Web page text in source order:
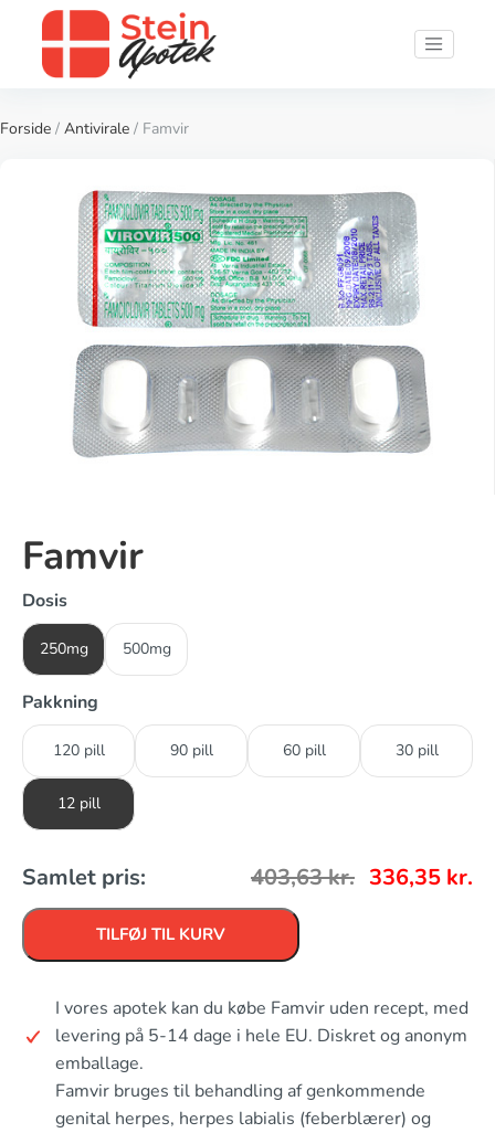
Forside / Antivirale / Famvir
Famvir
Dosis
250mg 500mg
Pakkning
120 pill 90 pill 60 pill 30 pill
12 pill
Samlet pris: 403,63kr. 336,35 kr.
TILFØJ TIL KURV
I vores apotek kan du købe Famvir uden recept, med
levering på 5-14 dage i hele EU. Diskret og anonym
emballage.
Famvir bruges til behandling af genkommende
genital herpes, herpes labialis (feberblærer) og